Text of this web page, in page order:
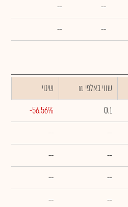
--
--
--
--
₪ שווי באלפי
שינוי
0.1
-56.56%
--
--
--
--
--
--
--
--